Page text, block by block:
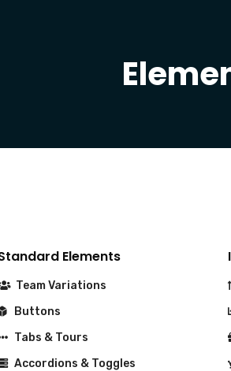
Elements
Team Variations
Buttons
Tabs & Tours
Accordions & Toggles